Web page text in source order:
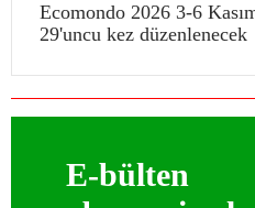
Ecomondo 2026 3-6
29'uncu kez düzenlenecek
E-bülten